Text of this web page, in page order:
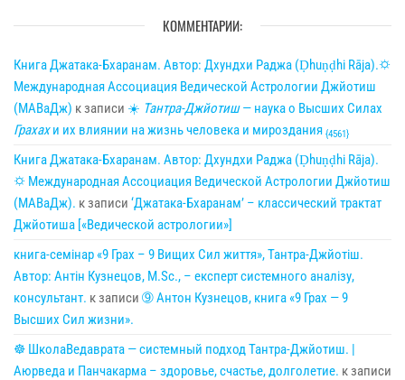
КОММЕНТАРИИ:
Книга Джатака-Бхаранам. Автор: Дхундхи Раджа (Ḍhuṇḍhi Rāja).🌣
Международная Ассоциация Ведической Астрологии Джйотиш
(МАВаДж) к записи ☀ Тантра-Джйотиш— наука о Высших Силах
Грахахи их влиянии на жизнь человека и мироздания {4561}
Книга Джатака-Бхаранам. Автор: Дхундхи Раджа (Ḍhuṇḍhi Rāja).
🌣 Международная Ассоциация Ведической Астрологии Джйотиш
(МАВаДж). к записи ‘Джатака-Бхаранам’ – классический трактат
Джйотиша [«Ведической астрологии»]
книга-семінар «9 Грах – 9 Вищих Сил життя», Тантра-Джйотіш.
Автор: Антін Кузнецов, M.Sc., – експерт системного аналізу,
консультант. к записи ➈ Антон Кузнецов, книга «9 Грах — 9
Высших Сил жизни».
☸ ШколаВедаврата — системный подход Тантра-Джйотиш. |
Аюрведа и Панчакарма – здоровье, счастье, долголетие. к записи